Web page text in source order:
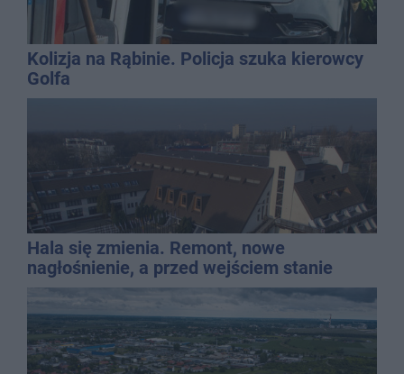
Kolizja na Rąbinie. Policja szuka kierowcy
Golfa
Hala się zmienia. Remont, nowe
nagłośnienie, a przed wejściem stanie
QEMETICA ARENA